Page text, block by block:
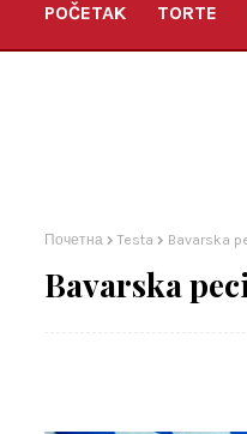
POČETAK TORTE
Почетна Testa Bavarska
Bavarska